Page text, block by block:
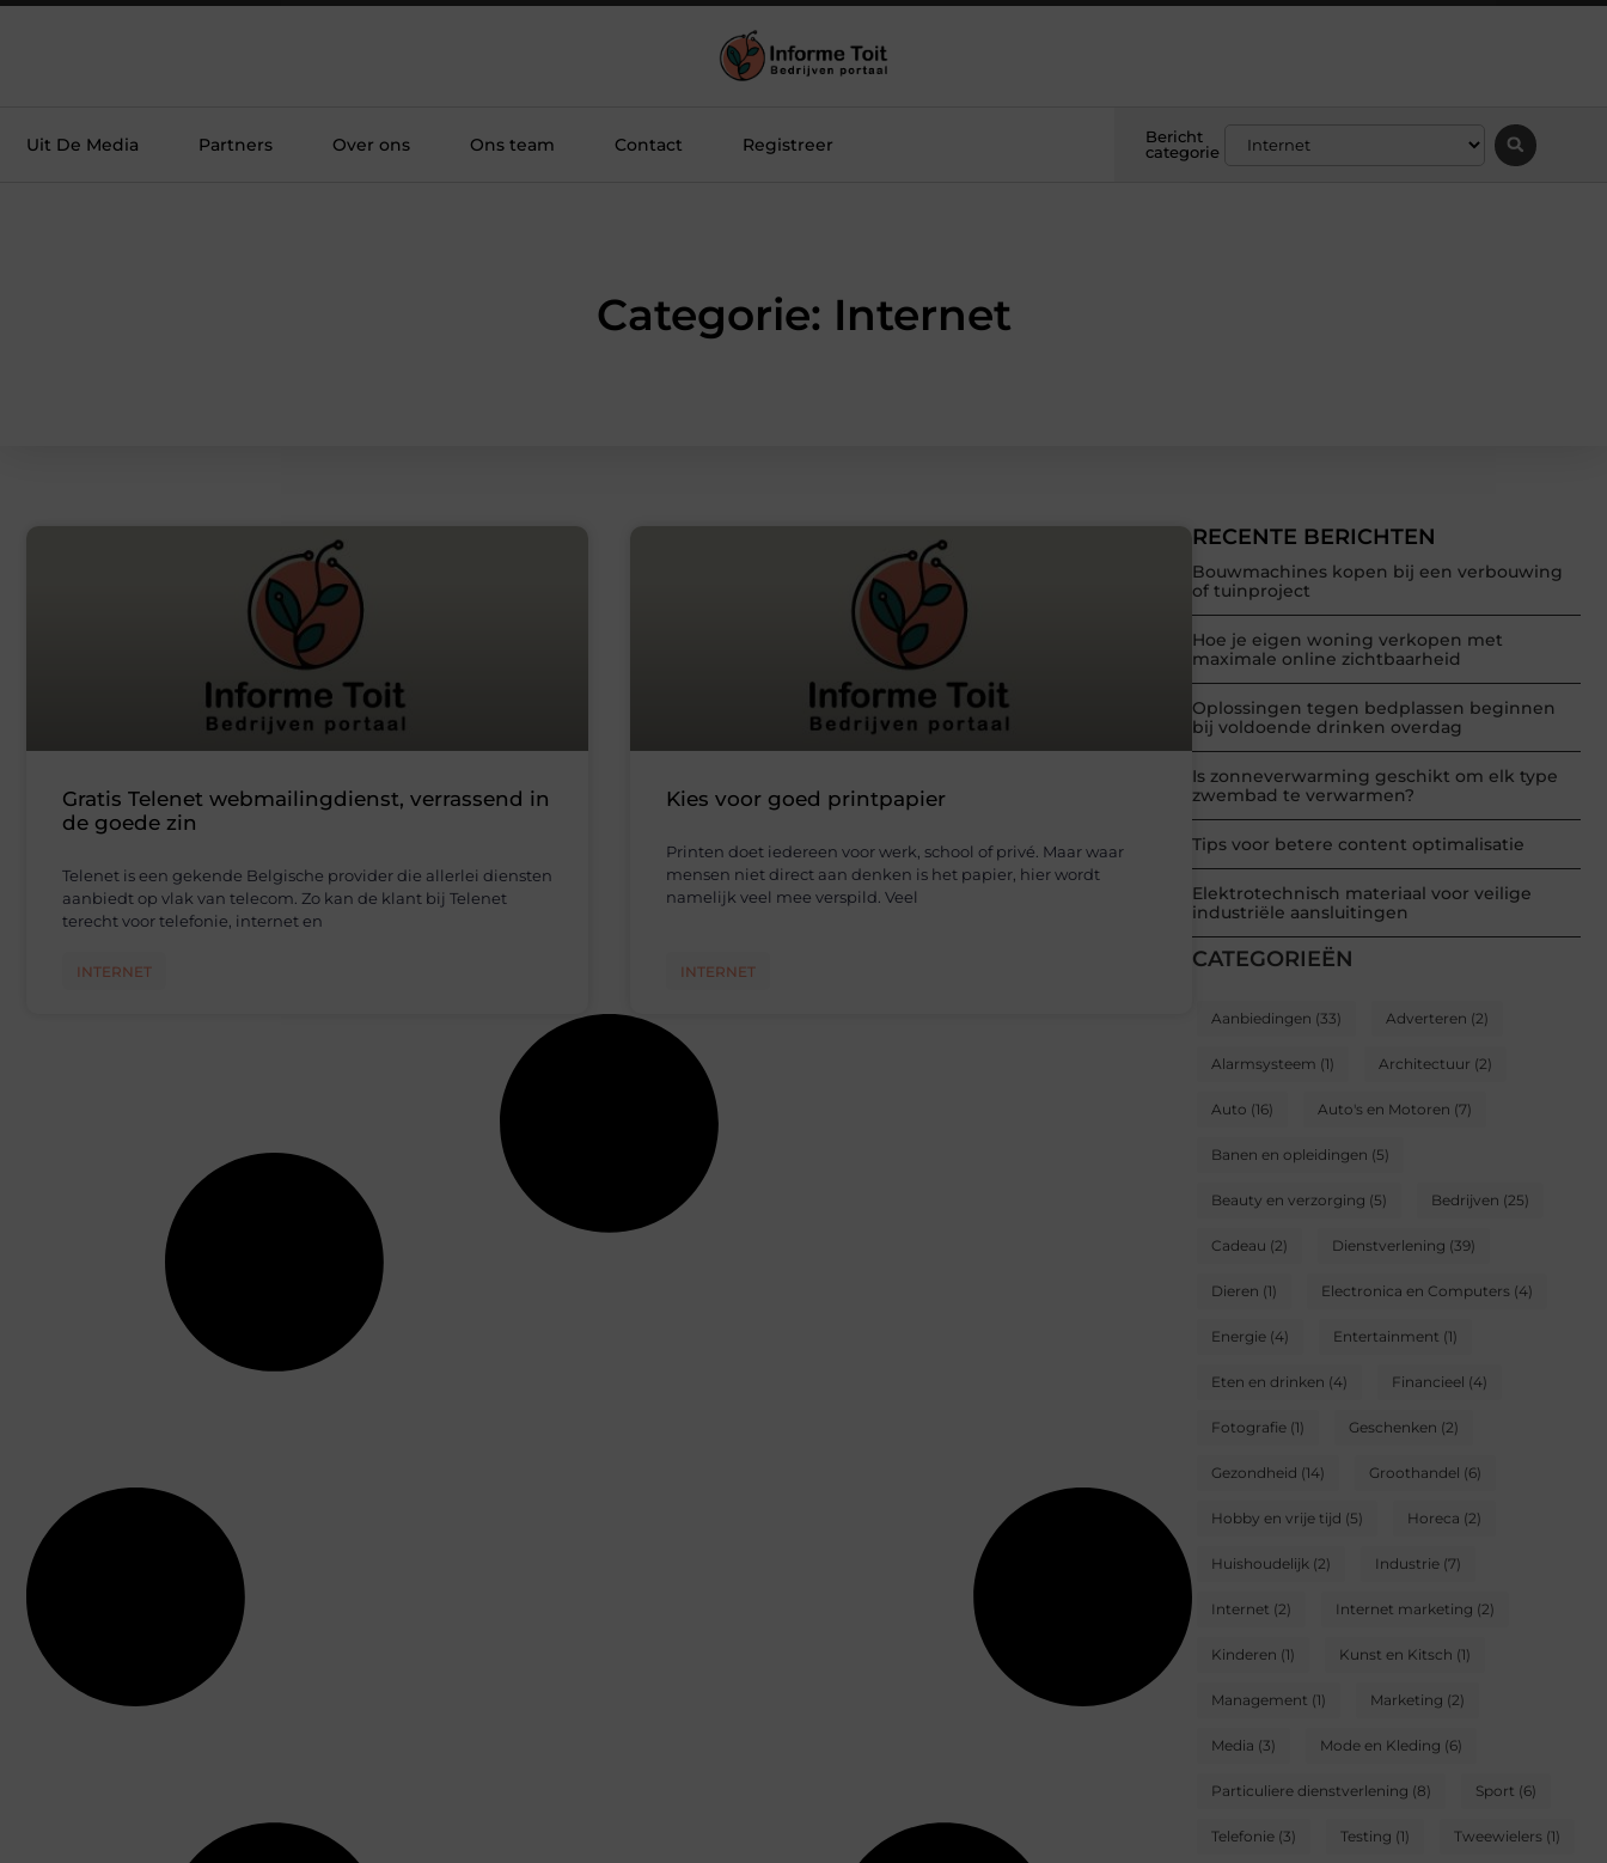
Uit De Media Partners Over ons Ons team Contact Registreer
Bericht
categorie
Categorie: Internet
RECENTE BERICHTEN
Bouwmachines kopen bij een verbouwing
of tuinproject
Hoe je eigen woning verkopen met
maximale online zichtbaarheid
Oplossingen tegen bedplassen beginnen
bij voldoende drinken overdag
Is zonneverwarming geschikt om elk type
zwembad te verwarmen?
Tips voor betere content optimalisatie
Elektrotechnisch materiaal voor veilige
industriële aansluitingen
CATEGORIEËN
Aanbiedingen (33) Adverteren (2)
Alarmsysteem (1) Architectuur (2)
Auto (16) Auto's en Motoren (7)
Banen en opleidingen (5)
Beauty en verzorging (5) Bedrijven (25)
Cadeau (2) Dienstverlening (39)
Dieren (1) Electronica en Computers (4)
Energie (4) Entertainment (1)
Eten en drinken (4) Financieel (4)
Fotografie (1) Geschenken (2)
Gezondheid (14) Groothandel (6)
Hobby en vrije tijd (5) Horeca (2)
Huishoudelijk (2) Industrie (7)
Internet (2) Internet marketing (2)
Kinderen (1) Kunst en Kitsch (1)
Management (1) Marketing (2)
Media (3) Mode en Kleding (6)
Particuliere dienstverlening (8) Sport (6)
Telefonie (3) Testing (1) Tweewielers (1)
Gratis Telenet webmailingdienst, verrassend in
de goede zin
Telenet is een gekende Belgische provider die allerlei diensten
aanbiedt op vlak van telecom. Zo kan de klant bij Telenet
terecht voor telefonie, internet en
INTERNET
Kies voor goed printpapier
Printen doet iedereen voor werk, school of privé. Maar waar
mensen niet direct aan denken is het papier, hier wordt
namelijk veel mee verspild. Veel
INTERNET